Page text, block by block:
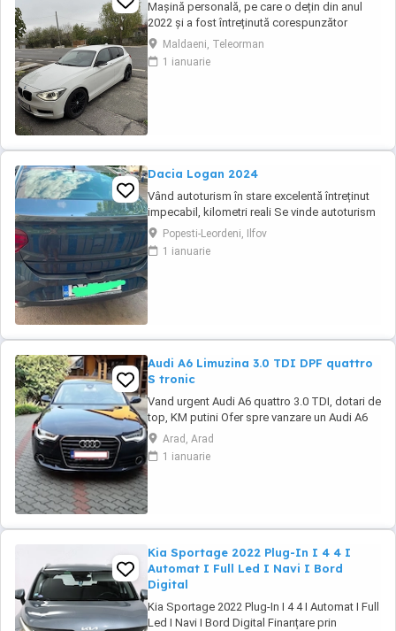
Mașină personală, pe care o dețin din anul
2022 și a fost întreținută corespunzător
(revizia la 8000-9000 km). Distribuție, ambreiaj
și suspensie (telescoape, brațe+bucși)- au
fost înlocuite cu un an în urmă. Două seturi de
Maldaeni, Teleorman
1 ianuarie
Dacia Logan 2024
Vând autoturism în stare excelentă întreținut
impecabil, kilometri reali Se vinde autoturism
personal, foarte bine întreținut, folosit în
principal pentru deplasări în afara
Bucureștiului. Mașina a fost ținută permanent
Popesti-Leordeni, Ilfov
1 ianuarie
Audi A6 Limuzina 3.0 TDI DPF quattro
S tronic
Vand urgent Audi A6 quattro 3.0 TDI, dotari de
top, KM putini Ofer spre vanzare un Audi A6
importat personal din Germania in 2016
August, dotari de top, istoric revizii la zi ... km
in crestere ... In pret se ofera setul original de
Arad, Arad
1 ianuarie
Kia Sportage 2022 Plug-In I 4 4 I
Automat I Full Led I Navi I Bord
Digital
Kia Sportage 2022 Plug-In I 4 4 I Automat I Full
Led I Navi I Bord Digital Finanțare prin